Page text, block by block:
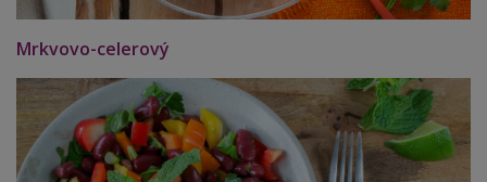
Mrkvovo-celerový